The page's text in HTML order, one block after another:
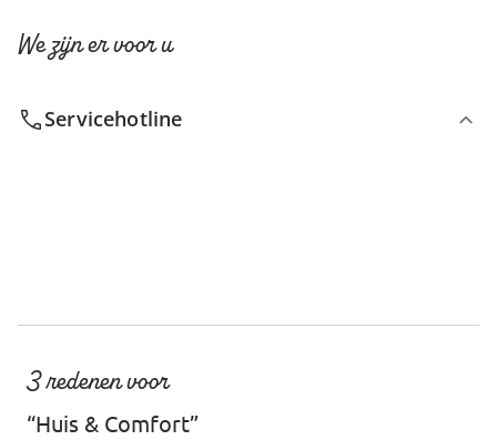
We zijn er voor u
Servicehotline
3 redenen voor
“Huis & Comfort”